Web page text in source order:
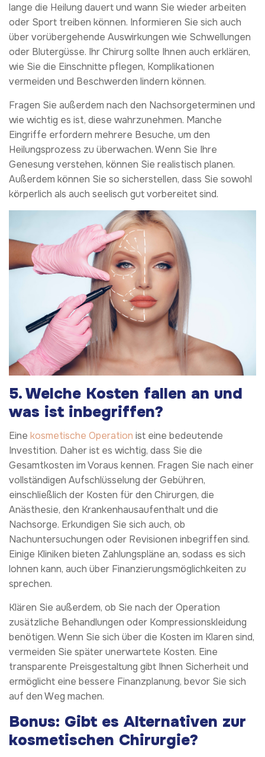
lange die Heilung dauert und wann Sie wieder arbeiten
oder Sport treiben können. Informieren Sie sich auch
über vorübergehende Auswirkungen wie Schwellungen
oder Blutergüsse. Ihr Chirurg sollte Ihnen auch erklären,
wie Sie die Einschnitte pflegen, Komplikationen
vermeiden und Beschwerden lindern können.
Fragen Sie außerdem nach den Nachsorgeterminen und
wie wichtig es ist, diese wahrzunehmen. Manche
Eingriffe erfordern mehrere Besuche, um den
Heilungsprozess zu überwachen. Wenn Sie Ihre
Genesung verstehen, können Sie realistisch planen.
Außerdem können Sie so sicherstellen, dass Sie sowohl
körperlich als auch seelisch gut vorbereitet sind.
5. Welche Kosten fallen an und
was ist inbegriffen?
Eine kosmetische Operation ist eine bedeutende
Investition. Daher ist es wichtig, dass Sie die
Gesamtkosten im Voraus kennen. Fragen Sie nach einer
vollständigen Aufschlüsselung der Gebühren,
einschließlich der Kosten für den Chirurgen, die
Anästhesie, den Krankenhausaufenthalt und die
Nachsorge. Erkundigen Sie sich auch, ob
Nachuntersuchungen oder Revisionen inbegriffen sind.
Einige Kliniken bieten Zahlungspläne an, sodass es sich
lohnen kann, auch über Finanzierungsmöglichkeiten zu
sprechen.
Klären Sie außerdem, ob Sie nach der Operation
zusätzliche Behandlungen oder Kompressionskleidung
benötigen. Wenn Sie sich über die Kosten im Klaren sind,
vermeiden Sie später unerwartete Kosten. Eine
transparente Preisgestaltung gibt Ihnen Sicherheit und
ermöglicht eine bessere Finanzplanung, bevor Sie sich
auf den Weg machen.
Bonus: Gibt es Alternativen zur
kosmetischen Chirurgie?